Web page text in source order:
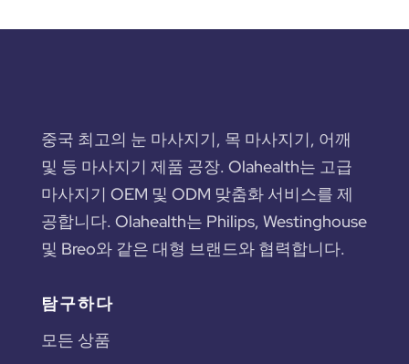
중국 최고의 눈 마사지기, 목 마사지기, 어깨
및 등 마사지기 제품 공장. Olahealth는 고급
마사지기 OEM 및 ODM 맞춤화 서비스를 제
공합니다. Olahealth는 Philips, Westinghouse
및 Breo와 같은 대형 브랜드와 협력합니다.
탐구하다
모든 상품